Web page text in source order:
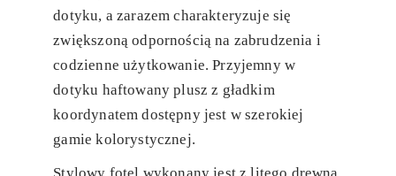
dotyku, a zarazem charakteryzuje się
zwiększoną odpornością na zabrudzenia i
codzienne użytkowanie. Przyjemny w
dotyku haftowany plusz z gładkim
koordynatem dostępny jest w szerokiej
gamie kolorystycznej.
Stylowy fotel wykonany jest z litego drewna